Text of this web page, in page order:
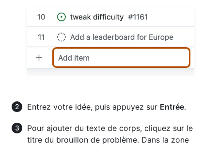
Entrez votre idée, puis appuyez sur Entrée.
Pour ajouter du texte de corps, cliquez sur le
titre du brouillon de problème. Dans la zone